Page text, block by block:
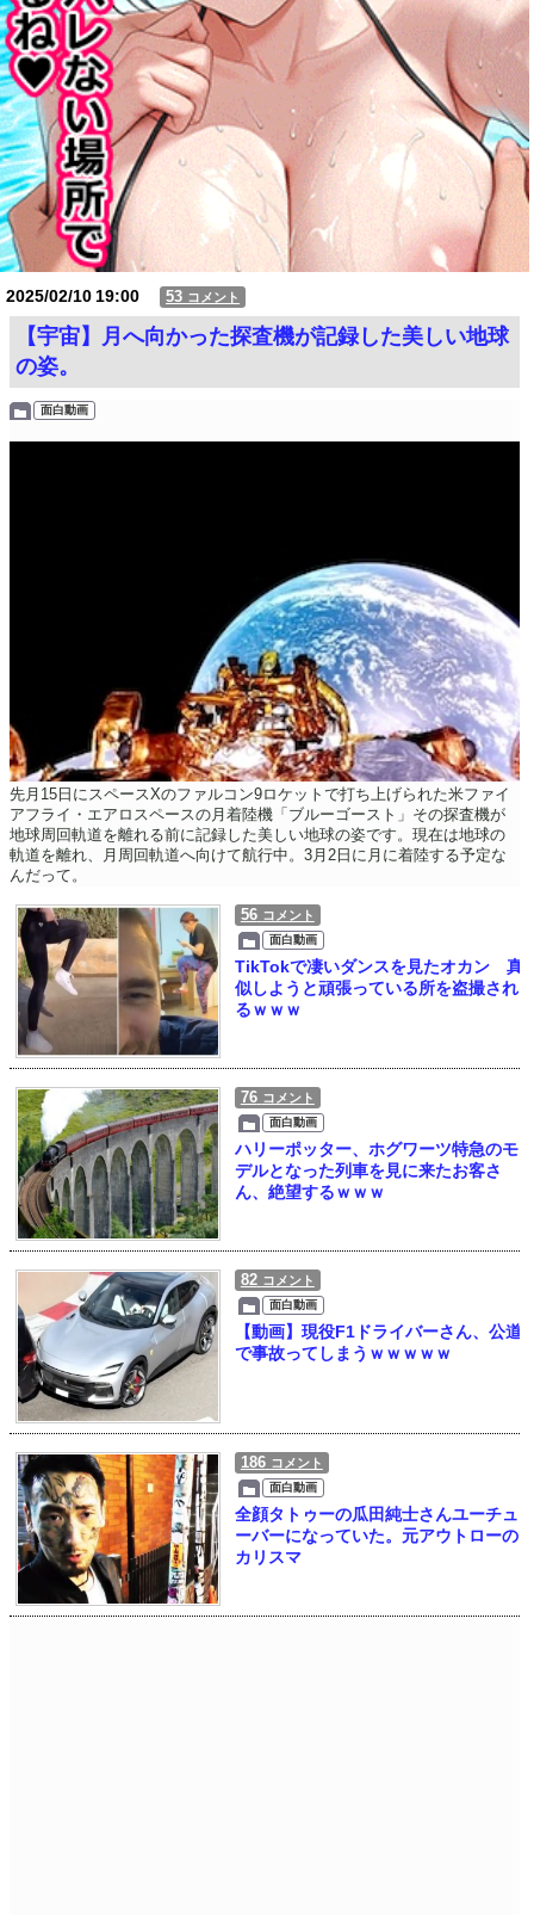
2025/02/1019:00 53 コメント
【宇宙】月へ向かった探査機が記録した美しい地球
の姿。
面白動画
先月15日にスペースXのファルコン9ロケットで打ち上げられた米ファイ
アフライ・エアロスペースの月着陸機「ブルーゴースト」その探査機が
地球周回軌道を離れる前に記録した美しい地球の姿です。現在は地球の
軌道を離れ、月周回軌道へ向けて航行中。3月2日に月に着陸する予定な
んだって。
56 コメント
面白動画
TikTokで凄いダンスを見たオカン 真
似しようと頑張っている所を盗撮され
るｗｗｗ
76 コメント
面白動画
ハリーポッター、ホグワーツ特急のモ
デルとなった列車を見に来たお客さ
ん、絶望するｗｗｗ
82 コメント
面白動画
【動画】現役F1ドライバーさん、公道
で事故ってしまうｗｗｗｗｗ
186 コメント
面白動画
全顔タトゥーの瓜田純士さんユーチュ
ーバーになっていた。元アウトローの
カリスマ